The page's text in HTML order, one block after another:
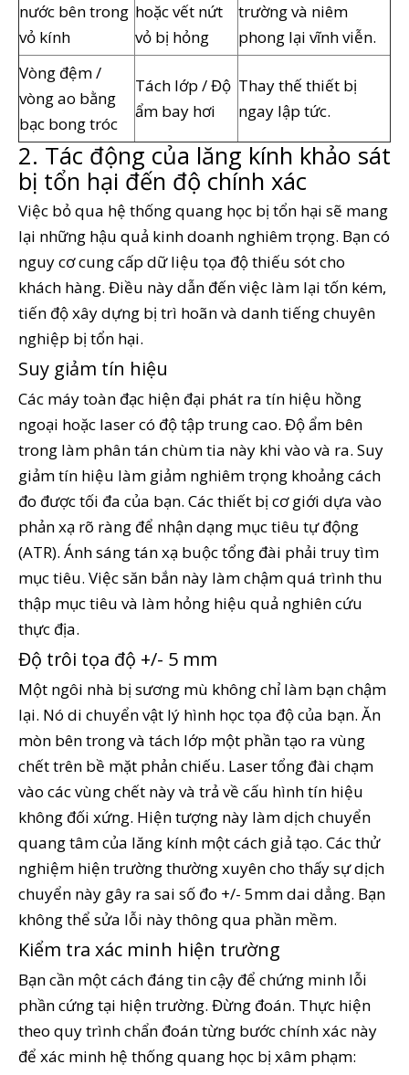
nước bên trong
vỏ kính
hoặc vết nứt
vỏ bị hỏng
trường và niêm
phong lại vĩnh viễn.
Vòng đệm /
vòng ao bằng
bạc bong tróc
Tách lớp / Độ
ẩm bay hơi
Thay thế thiết bị
ngay lập tức.
2. Tác động của lăng kính khảo sát
bị tổn hại đến độ chính xác
Việc bỏ qua hệ thống quang học bị tổn hại sẽ mang
lại những hậu quả kinh doanh nghiêm trọng. Bạn có
nguy cơ cung cấp dữ liệu tọa độ thiếu sót cho
khách hàng. Điều này dẫn đến việc làm lại tốn kém,
tiến độ xây dựng bị trì hoãn và danh tiếng chuyên
nghiệp bị tổn hại.
Suy giảm tín hiệu
Các máy toàn đạc hiện đại phát ra tín hiệu hồng
ngoại hoặc laser có độ tập trung cao. Độ ẩm bên
trong làm phân tán chùm tia này khi vào và ra. Suy
giảm tín hiệu làm giảm nghiêm trọng khoảng cách
đo được tối đa của bạn. Các thiết bị cơ giới dựa vào
phản xạ rõ ràng để nhận dạng mục tiêu tự động
(ATR). Ánh sáng tán xạ buộc tổng đài phải truy tìm
mục tiêu. Việc săn bắn này làm chậm quá trình thu
thập mục tiêu và làm hỏng hiệu quả nghiên cứu
thực địa.
Độ trôi tọa độ +/- 5 mm
Một ngôi nhà bị sương mù không chỉ làm bạn chậm
lại. Nó di chuyển vật lý hình học tọa độ của bạn. Ăn
mòn bên trong và tách lớp một phần tạo ra vùng
chết trên bề mặt phản chiếu. Laser tổng đài chạm
vào các vùng chết này và trả về cấu hình tín hiệu
không đối xứng. Hiện tượng này làm dịch chuyển
quang tâm của lăng kính một cách giả tạo. Các thử
nghiệm hiện trường thường xuyên cho thấy sự dịch
chuyển này gây ra sai số đo +/- 5mm dai dẳng. Bạn
không thể sửa lỗi này thông qua phần mềm.
Kiểm tra xác minh hiện trường
Bạn cần một cách đáng tin cậy để chứng minh lỗi
phần cứng tại hiện trường. Đừng đoán. Thực hiện
theo quy trình chẩn đoán từng bước chính xác này
để xác minh hệ thống quang học bị xâm phạm: